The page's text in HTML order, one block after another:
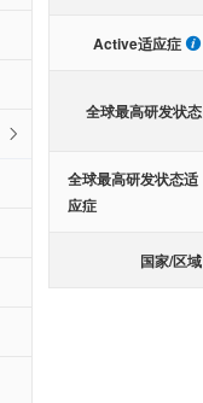
Active适应症
全球最高研发状态
全球最高研发状态适
应症
国家/区域